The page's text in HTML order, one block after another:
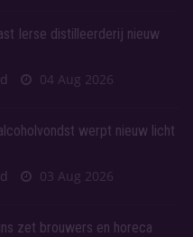
Ierse distilleerderij nieuw
04 Aug 2026
werpt nieuw licht
03 Aug 2026
zet brouwers en horeca